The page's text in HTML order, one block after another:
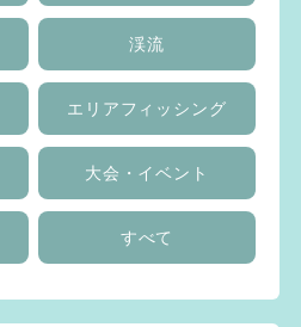
渓流
エリアフィッシング
大会・イベント
すべて